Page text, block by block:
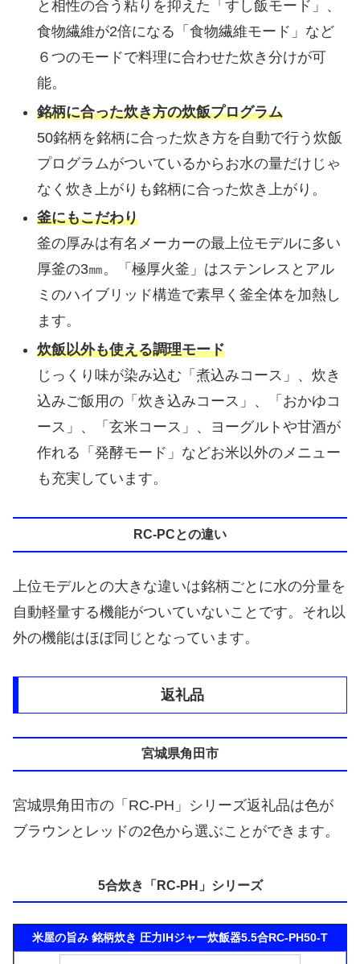
と相性の合う粘りを抑えた「すし飯モード」、
食物繊維が2倍になる「食物繊維モード」など
６つのモードで料理に合わせた炊き分けが可
能。
銘柄に合った炊き方の炊飯プログラム
50銘柄を銘柄に合った炊き方を自動で行う炊飯
プログラムがついているからお水の量だけじゃ
なく炊き上がりも銘柄に合った炊き上がり。
釜にもこだわり
釜の厚みは有名メーカーの最上位モデルに多い
厚釜の3㎜。「極厚火釜」はステンレスとアル
ミのハイブリッド構造で素早く釜全体を加熱し
ます。
炊飯以外も使える調理モード
じっくり味が染み込む「煮込みコース」、炊き
込みご飯用の「炊き込みコース」、「おかゆコ
ース」、「玄米コース」、ヨーグルトや甘酒が
作れる「発酵モード」などお米以外のメニュー
も充実しています。
RC-PCとの違い
上位モデルとの大きな違いは銘柄ごとに水の分量を
自動軽量する機能がついていないことです。それ以
外の機能はほぼ同じとなっています。
返礼品
宮城県角田市
宮城県角田市の「RC-PH」シリーズ返礼品は色が
ブラウンとレッドの2色から選ぶことができます。
5合炊き「RC-PH」シリーズ
米屋の旨み 銘柄炊き 圧力IHジャー炊飯器5.5合RC-PH50-T